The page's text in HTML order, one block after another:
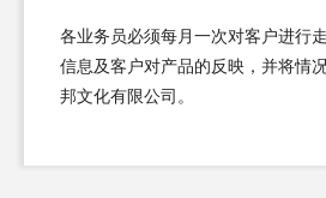
各业务员必须每月一次对客户进行
信息及客户对产品的反映，并将情
邦文化有限公司。